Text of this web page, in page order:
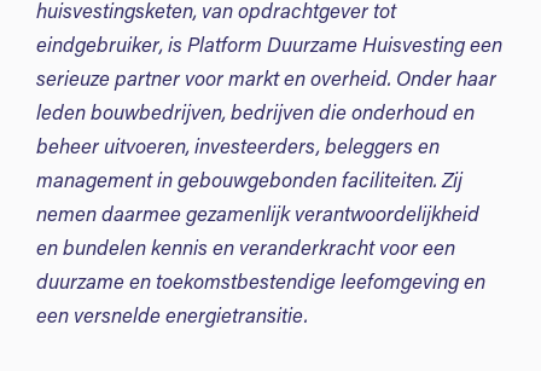
huisvestingsketen, van opdrachtgever tot
eindgebruiker, is Platform Duurzame Huisvesting een
serieuze partner voor markt en overheid. Onder haar
leden bouwbedrijven, bedrijven die onderhoud en
beheer uitvoeren, investeerders, beleggers en
management in gebouwgebonden faciliteiten. Zij
nemen daarmee gezamenlijk verantwoordelijkheid
en bundelen kennis en veranderkracht voor een
duurzame en toekomstbestendige leefomgeving en
een versnelde energietransitie.